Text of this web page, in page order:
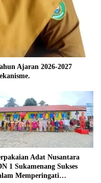
Ajaran 2026-2027
Mekanisme.
Adat Nusantara
1 Sukamenang Sukses
Memperingati